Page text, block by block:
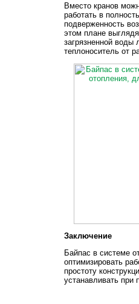
Вместо кранов
работать в
подверженность
этом плане
загрязненной
теплоноситель от
Заключение
Байпас в системе
оптимизировать
простоту
устанавливать